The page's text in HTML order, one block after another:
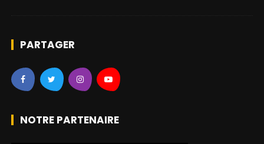
PARTAGER
NOTRE PARTENAIRE